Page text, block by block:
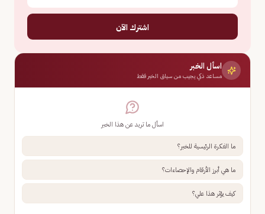
اشترك الآن
اسأل الخبر
مساعد ذكي يجيب من سياق الخبر فقط
اسأل ما تريد عن هذا الخبر
ما الفكرة الرئيسية للخبر؟
ما هي أبرز الأرقام والإحصاءات؟
كيف يؤثر هذا علي؟